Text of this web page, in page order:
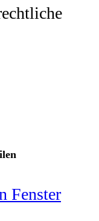
Fenster